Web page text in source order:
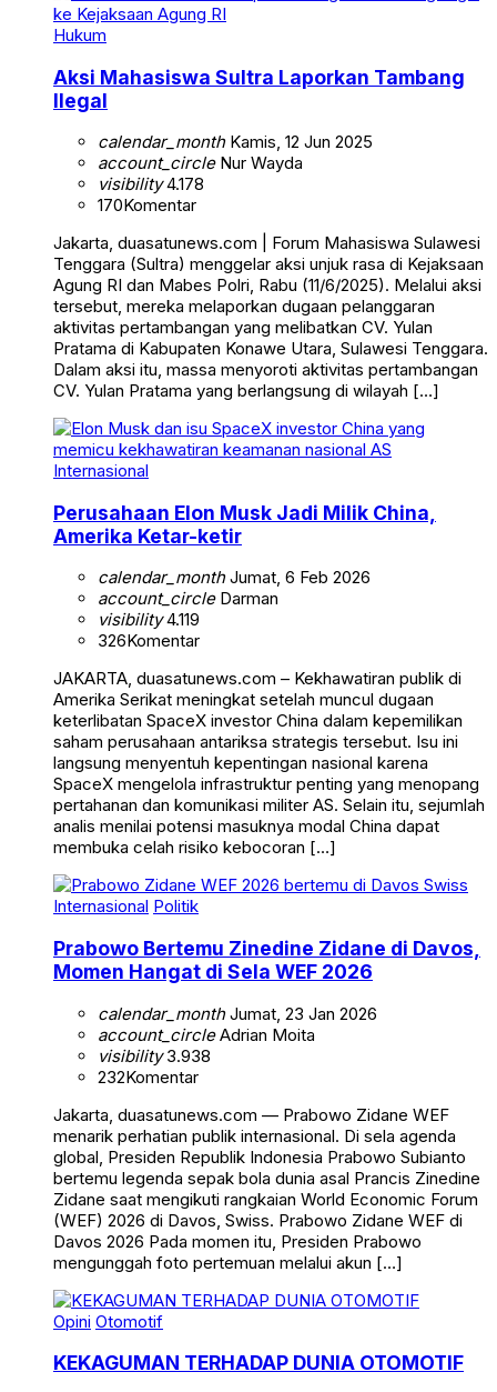
Hukum
Aksi Mahasiswa Sultra Laporkan Tambang
Ilegal
calendar_monthKamis, 12 Jun 2025
account_circleNur Wayda
visibility4.178
170Komentar
Jakarta, duasatunews.com | Forum Mahasiswa Sulawesi
Tenggara (Sultra) menggelar aksi unjuk rasa di Kejaksaan
Agung RI dan Mabes Polri, Rabu (11/6/2025). Melalui aksi
tersebut, mereka melaporkan dugaan pelanggaran
aktivitas pertambangan yang melibatkan CV. Yulan
Pratama di Kabupaten Konawe Utara, Sulawesi Tenggara.
Dalam aksi itu, massa menyoroti aktivitas pertambangan
CV. Yulan Pratama yang berlangsung di wilayah […]
Internasional
Perusahaan Elon Musk Jadi Milik China,
Amerika Ketar-ketir
calendar_monthJumat, 6 Feb 2026
account_circleDarman
visibility4.119
326Komentar
JAKARTA, duasatunews.com – Kekhawatiran publik di
Amerika Serikat meningkat setelah muncul dugaan
keterlibatan SpaceX investor China dalam kepemilikan
saham perusahaan antariksa strategis tersebut. Isu ini
langsung menyentuh kepentingan nasional karena
SpaceX mengelola infrastruktur penting yang menopang
pertahanan dan komunikasi militer AS. Selain itu, sejumlah
analis menilai potensi masuknya modal China dapat
membuka celah risiko kebocoran […]
Internasional Politik
Prabowo Bertemu Zinedine Zidane di Davos,
Momen Hangat di Sela WEF 2026
calendar_monthJumat, 23 Jan 2026
account_circleAdrian Moita
visibility3.938
232Komentar
Jakarta, duasatunews.com — Prabowo Zidane WEF
menarik perhatian publik internasional. Di sela agenda
global, Presiden Republik Indonesia Prabowo Subianto
bertemu legenda sepak bola dunia asal Prancis Zinedine
Zidane saat mengikuti rangkaian World Economic Forum
(WEF) 2026 di Davos, Swiss. Prabowo Zidane WEF di
Davos 2026 Pada momen itu, Presiden Prabowo
mengunggah foto pertemuan melalui akun […]
Opini Otomotif
KEKAGUMAN TERHADAP DUNIA OTOMOTIF